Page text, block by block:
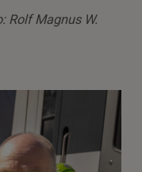
Rolf Magnus W.